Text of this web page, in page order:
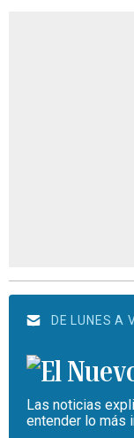
DE LUNES A
Las noticias
entender lo más